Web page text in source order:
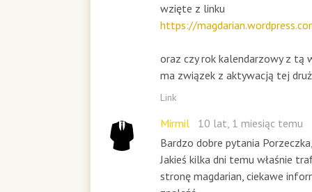
wzięte z linku
https://
oraz czy rok kalendarzowy z tą
ma związek z aktywacją tej
Link
Mirmil
10 lat, 1 miesiąc temu
Bardzo dobre pytania
Jakieś kilka dni temu właśnie
stronę magdarian, ciekawe